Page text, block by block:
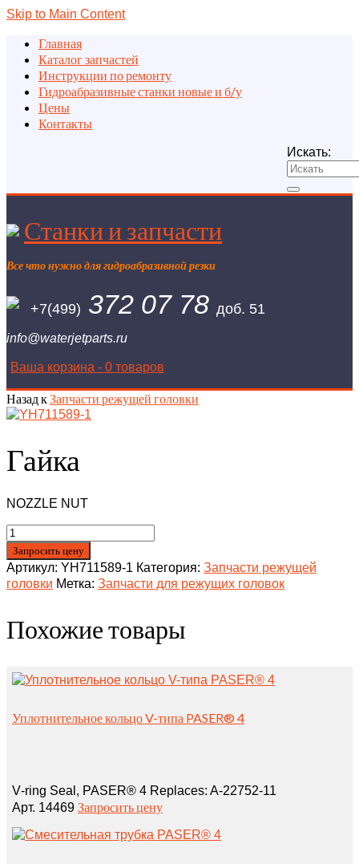
Skip to Main Content
Главная
Каталог запчастей
Инструкции по ремонту
Гидроабразивные станки новые и б/у
Цены
Контакты
Искать:
Станки и запчасти
Все что нужно для гидроабразивной резки
+7(499) 372 07 78 доб. 51
info@waterjetparts.ru
Ваша корзина - 0 товаров
Назад кЗапчасти режущей головки
Гайка
NOZZLE NUT
Запросить цену
Артикул: YH711589-1 Категория: Запчасти режущей
головки Метка: Запчасти для режущих головок
Похожие товары
Уплотнительное кольцо V-типа PASER® 4
V‑ring Seal, PASER® 4 Replaces: A‑22752‑11
Арт. 14469 Запросить цену